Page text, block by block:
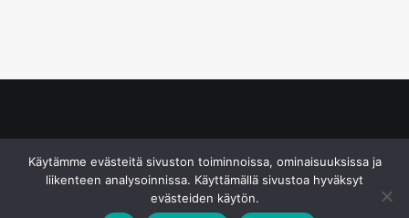
Käytämme evästeitä sivuston toiminnoissa, ominaisuuksissa ja
liikenteen analysoinnissa. Käyttämällä sivustoa hyväksyt
evästeiden käytön.